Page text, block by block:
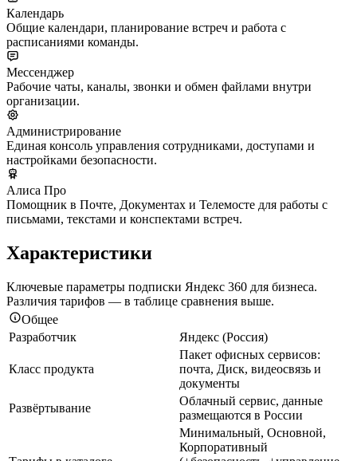
Календарь
Общие календари, планирование встреч и работа с
расписаниями команды.
Мессенджер
Рабочие чаты, каналы, звонки и обмен файлами внутри
организации.
Администрирование
Единая консоль управления сотрудниками, доступами и
настройками безопасности.
Алиса Про
Помощник в Почте, Документах и Телемосте для работы с
письмами, текстами и конспектами встреч.
Характеристики
Ключевые параметры подписки Яндекс 360 для бизнеса.
Различия тарифов — в таблице сравнения выше.
Общее
Разработчик
Яндекс (Россия)
Класс продукта
Пакет офисных сервисов:
почта, Диск, видеосвязь и
документы
Развёртывание
Облачный сервис, данные
размещаются в России
Минимальный, Основной,
Корпоративный